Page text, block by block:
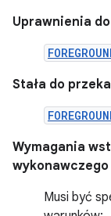
Uprawnienia
Stała do
Wymagania
wykonawczego
Musi być